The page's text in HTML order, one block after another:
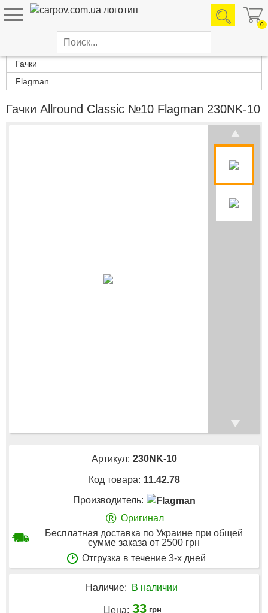
0
Каталог товаров
Гачки
Flagman
Гачки Allround Classic №10 Flagman 230NK-10
Артикул: 230NK-10
Код товара: 11.42.78
Производитель:
® Оригинал
Бесплатная доставка по Украине при общей
сумме заказа от 2500 грн
Отгрузка в течение 3-х дней
Наличие: В наличии
Цена: 33 грн